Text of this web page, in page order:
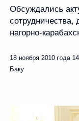
Обсуждались
сотрудничества,
нагорно-
18 ноября 2010 года
Баку